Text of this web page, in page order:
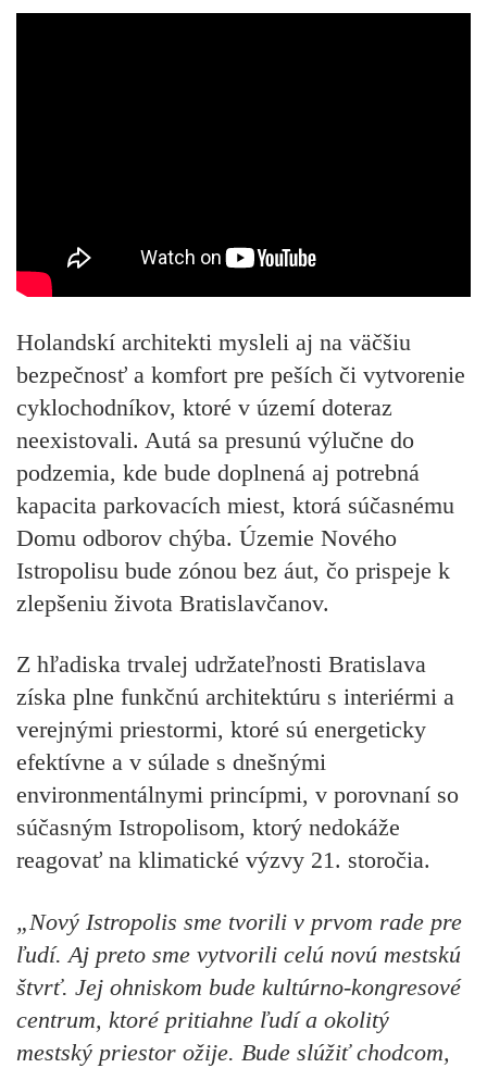
Holandskí architekti mysleli aj na väčšiu
bezpečnosť a komfort pre peších či vytvorenie
cyklochodníkov, ktoré v území doteraz
neexistovali. Autá sa presunú výlučne do
podzemia, kde bude doplnená aj potrebná
kapacita parkovacích miest, ktorá súčasnému
Domu odborov chýba. Územie Nového
Istropolisu bude zónou bez áut, čo prispeje k
zlepšeniu života Bratislavčanov.
Z hľadiska trvalej udržateľnosti Bratislava
získa plne funkčnú architektúru s interiérmi a
verejnými priestormi, ktoré sú energeticky
efektívne a v súlade s dnešnými
environmentálnymi princípmi, v porovnaní so
súčasným Istropolisom, ktorý nedokáže
reagovať na klimatické výzvy 21. storočia.
„Nový Istropolis sme tvorili v prvom rade pre
ľudí. Aj preto sme vytvorili celú novú mestskú
štvrť. Jej ohniskom bude kultúrno-kongresové
centrum, ktoré pritiahne ľudí a okolitý
mestský priestor ožije. Bude slúžiť chodcom,